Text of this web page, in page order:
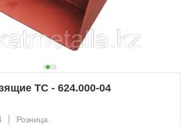
ТС - 624.000-04
Розница